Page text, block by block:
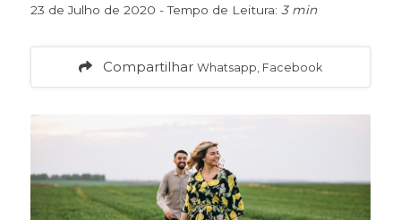
23 de Julho de 2020 - Tempo de Leitura: 3 min
Compartilhar Whatsapp, Facebook